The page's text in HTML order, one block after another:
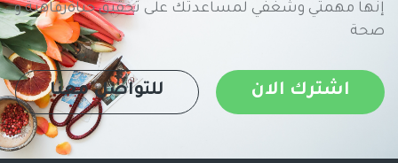
إنها مهمتي وشغفي لمساعدتك على تحقيق حياةرفاهية و
صحة
اشترك الان للتواصل معنا